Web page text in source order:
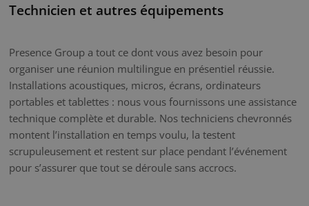
Technicien et autres équipements
Presence Group a tout ce dont vous avez besoin pour
organiser une réunion multilingue en présentiel réussie.
Installations acoustiques, micros, écrans, ordinateurs
portables et tablettes : nous vous fournissons une assistance
technique complète et durable. Nos techniciens chevronnés
montent l’installation en temps voulu, la testent
scrupuleusement et restent sur place pendant l’événement
pour s’assurer que tout se déroule sans accrocs.